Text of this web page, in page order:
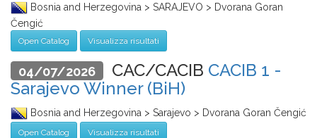
Bosnia and Herzegovina > SARAJEVO > Dvorana Goran
Čengić
Open Catalog Visualizza risultati
04/07/2026 CAC/CACIB CACIB 1 -
Sarajevo Winner (BiH)
Bosnia and Herzegovina > Sarajevo > Dvorana Goran Čengić
Open Catalog Visualizza risultati